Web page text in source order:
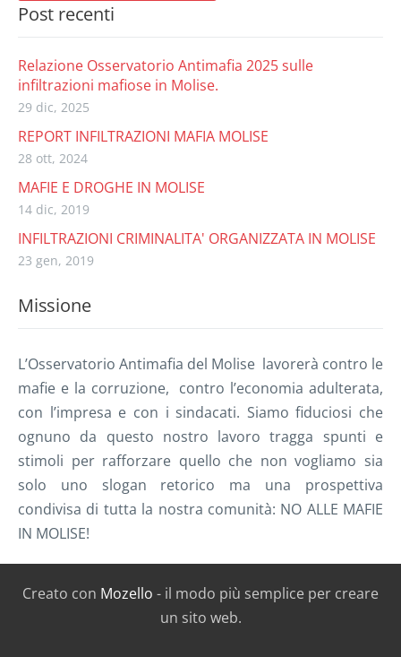
Post recenti
Relazione Osservatorio Antimafia 2025 sulle
infiltrazioni mafiose in Molise.
29 dic, 2025
REPORT INFILTRAZIONI MAFIA MOLISE
28 ott, 2024
MAFIE E DROGHE IN MOLISE
14 dic, 2019
INFILTRAZIONI CRIMINALITA' ORGANIZZATA IN MOLISE
23 gen, 2019
Missione
L’Osservatorio Antimafia del Molise lavorerà contro le
mafie e la corruzione, contro l’economia adulterata,
con l’impresa e con i sindacati. Siamo fiduciosi che
ognuno da questo nostro lavoro tragga spunti e
stimoli per rafforzare quello che non vogliamo sia
solo uno slogan retorico ma una prospettiva
condivisa di tutta la nostra comunità: NO ALLE MAFIE
IN MOLISE!
Creato con Mozello - il modo più semplice per creare
un sito web.